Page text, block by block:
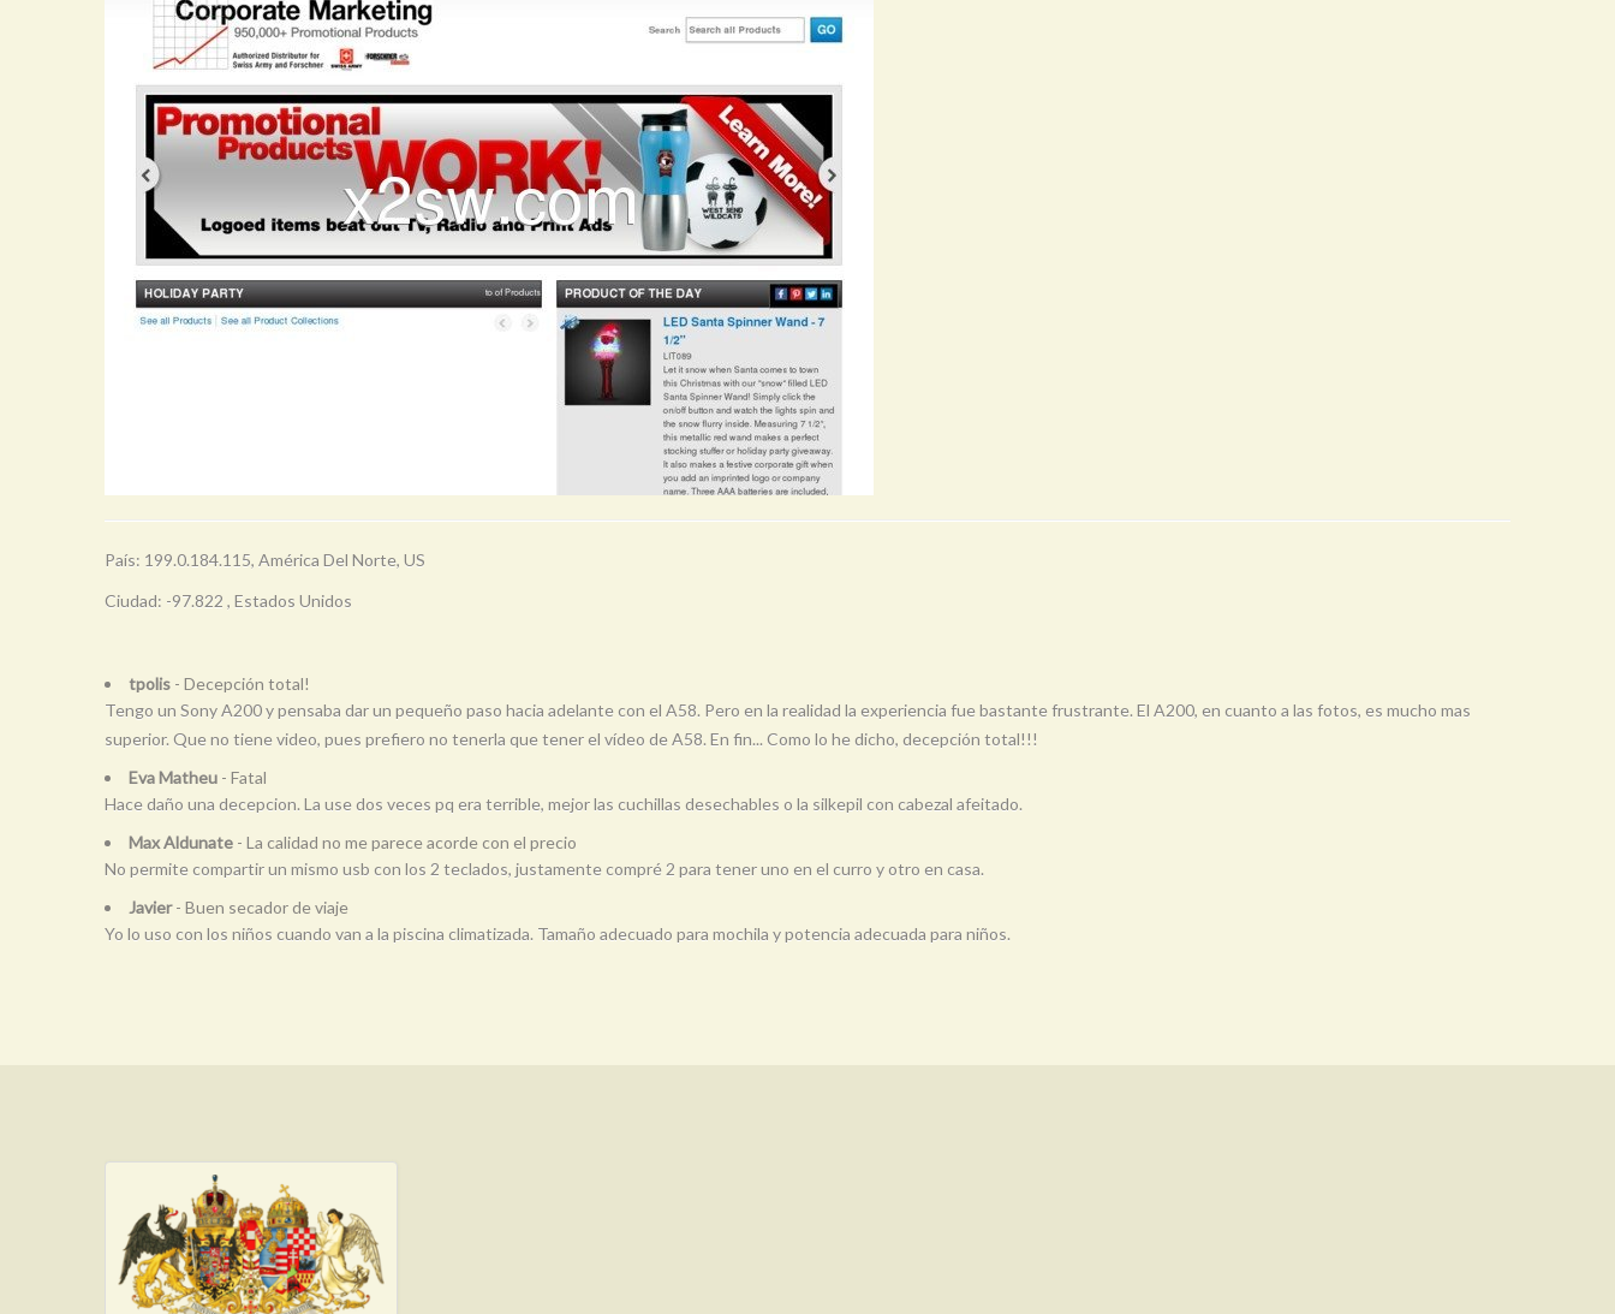
País: 199.0.184.115, América Del Norte, US
Ciudad: -97.822 , Estados Unidos
tpolis - Decepción total!
Tengo un Sony A200 y pensaba dar un pequeño paso hacia adelante con el A58. Pero en la realidad la experiencia fue bastante frustrante. El A200, en cuanto a las fotos, es mucho mas
superior. Que no tiene video, pues prefiero no tenerla que tener el vídeo de A58. En fin... Como lo he dicho, decepción total!!!
Eva Matheu - Fatal
Hace daño una decepcion. La use dos veces pq era terrible, mejor las cuchillas desechables o la silkepil con cabezal afeitado.
Max Aldunate - La calidad no me parece acorde con el precio
No permite compartir un mismo usb con los 2 teclados, justamente compré 2 para tener uno en el curro y otro en casa.
Javier- Buen secador de viaje
Yo lo uso con los niños cuando van a la piscina climatizada. Tamaño adecuado para mochila y potencia adecuada para niños.